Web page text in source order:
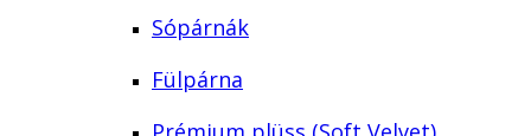
Sópárnák
Fülpárna